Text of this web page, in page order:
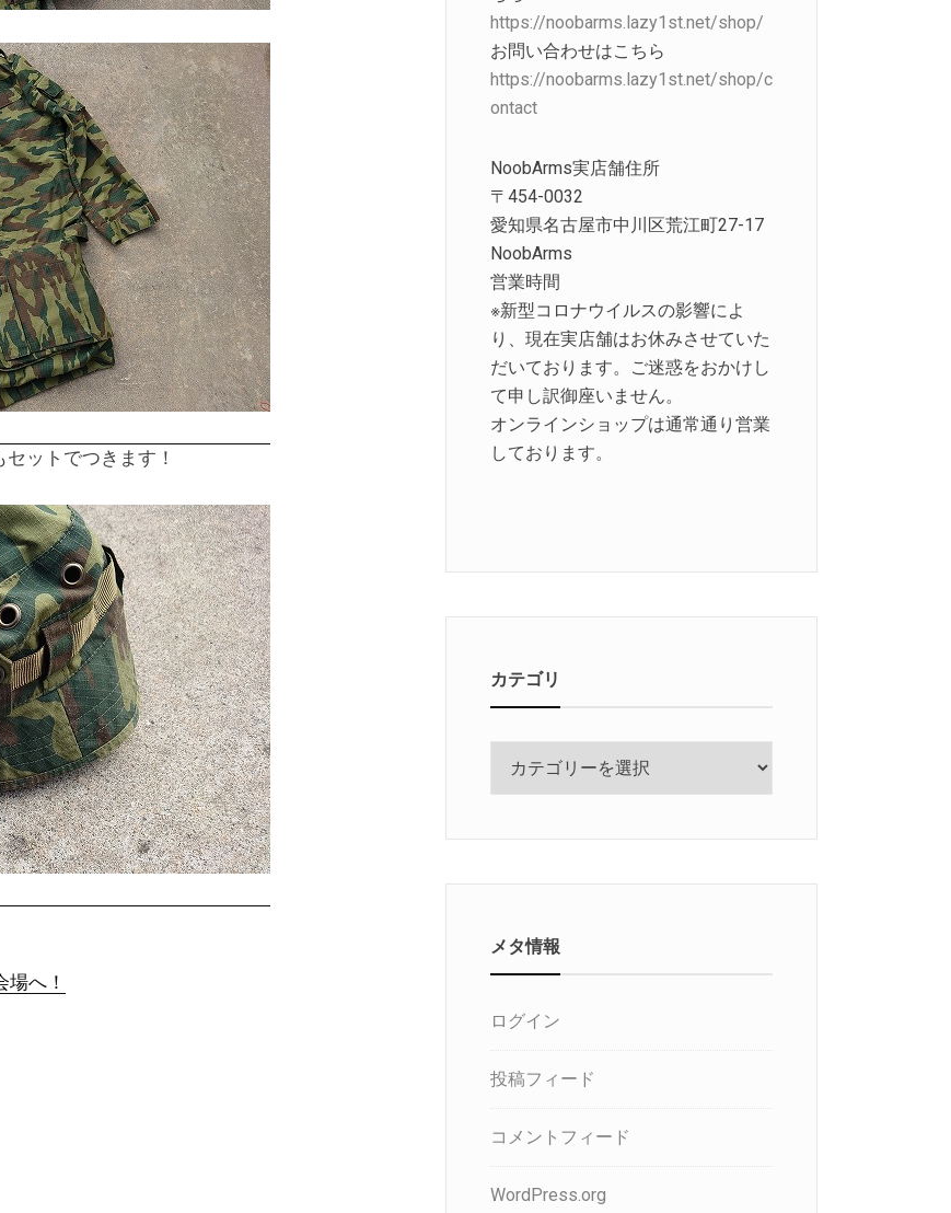
ットでつきます！
場へ！
https://noobarms.lazy1st.net/shop/
お問い合わせはこちら
https://noobarms.lazy1st.net/shop/c
ontact
NoobArms実店舗住所
〒454-0032
愛知県名古屋市中川区荒江町27-17
NoobArms
営業時間
※新型コロナウイルスの影響によ
り、現在実店舗はお休みさせていた
だいております。ご迷惑をおかけし
て申し訳御座いません。
オンラインショップは通常通り営業
しております。
カテゴリ
リ
メタ情報
ログイン
投稿フィード
コメントフィード
WordPress.org